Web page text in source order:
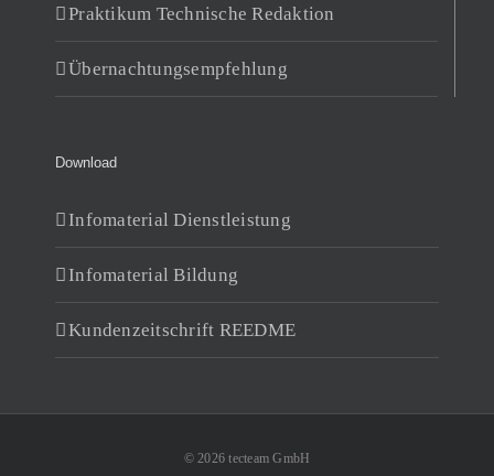
Praktikum Technische Redaktion
Übernachtungsempfehlung
Download
Infomaterial Dienstleistung
Infomaterial Bildung
Kundenzeitschrift REEDME
© 2026 tecteam GmbH